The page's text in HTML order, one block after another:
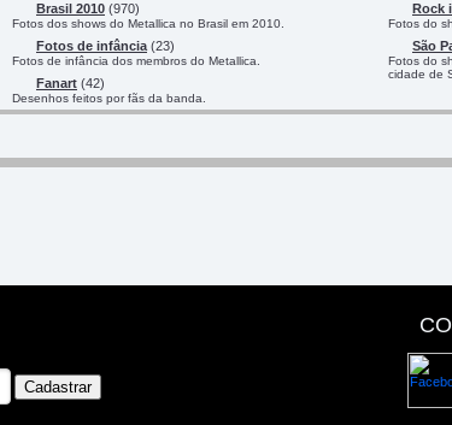
Brasil 2010 (970)
Fotos dos shows do Metallica no Brasil em 2010.
Fotos de infância (23)
Fotos de infância dos membros do Metallica.
Fanart (42)
Desenhos feitos por fãs da banda.
Rock
Fotos do
São
Fotos do
cidade de